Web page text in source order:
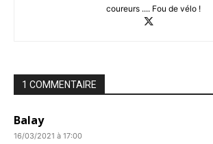
coureurs .... Fou de vélo !
1 COMMENTAIRE
Balay
16/03/2021 à 17:00